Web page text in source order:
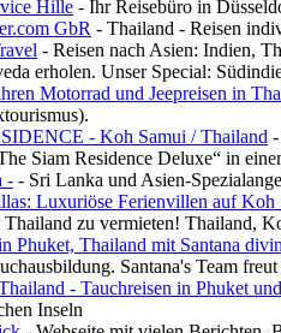
Hille - Ihr Reisebüro in
GbR - Thailand - Reisen
- Reisen nach Asien: Indien,
erholen. Unser Special:
Motorrad und Jeepreisen in
- Koh Samui / Thailand
Siam Residence Deluxe“ in
- - Sri Lanka und Asien-
Luxuriöse Ferienvillen auf Koh
Thailand zu vermieten! Thailand,
Phuket, Thailand mit Santana
Santana's Team
- Tauchreisen in Phuket
Inseln